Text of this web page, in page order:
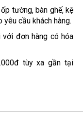
tường, bàn ghế, kệ
cầu khách hàng.
đơn hàng có hóa
tùy xa gần tại